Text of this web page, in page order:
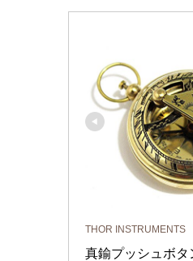
THOR INSTRUMENTS
真鍮プッシュボタ